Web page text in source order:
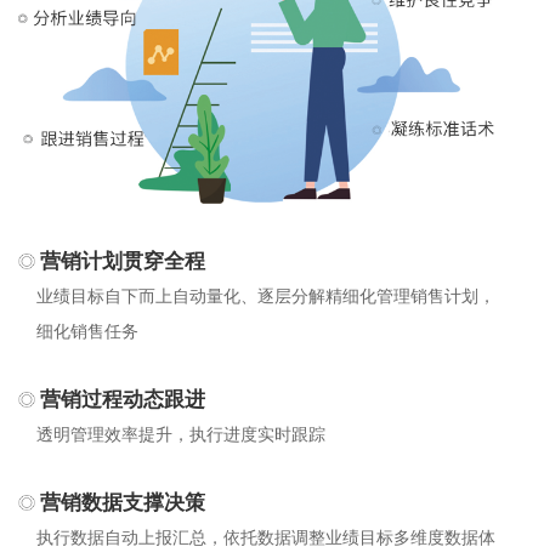
营销计划贯穿全程
业绩目标自下而上自动量化、逐层分解精细化管理销售计划，
细化销售任务
营销过程动态跟进
透明管理效率提升，执行进度实时跟踪
营销数据支撑决策
执行数据自动上报汇总，依托数据调整业绩目标多维度数据体